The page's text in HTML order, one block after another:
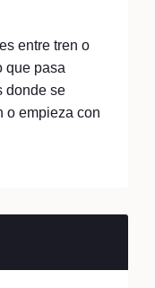
entre tren o
que pasa
donde se
o empieza con